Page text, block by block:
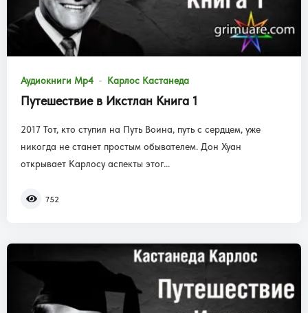
Аудиокниги Mp4 Карлос Кастанеда
Путешествие в Икстлан Книга 1
2017 Тот, кто ступил на Путь Воина, путь с сердцем, уже
никогда не станет простым обывателем. Дон Хуан
открывает Карлосу аспекты этог...
752